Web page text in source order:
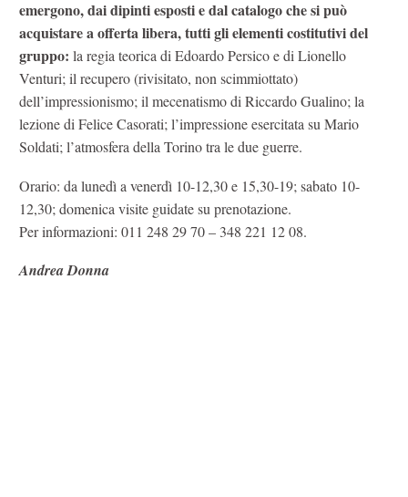
emergono, dai dipinti esposti e dal catalogo che si può
acquistare a offerta libera, tutti gli elementi costitutivi del
gruppo: la regia teorica di Edoardo Persico e di Lionello
Venturi; il recupero (rivisitato, non scimmiottato)
dell’impressionismo; il mecenatismo di Riccardo Gualino; la
lezione di Felice Casorati; l’impressione esercitata su Mario
Soldati; l’atmosfera della Torino tra le due guerre.
Orario: da lunedì a venerdì 10-12,30 e 15,30-19; sabato 10-
12,30; domenica visite guidate su prenotazione.
Per informazioni: 011 248 29 70 – 348 221 12 08.
Andrea Donna